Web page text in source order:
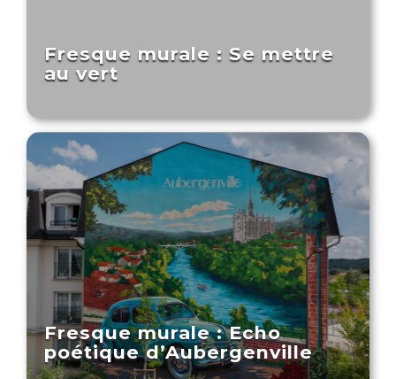
Fresque murale : Se mettre
au vert
Fresque murale : Echo
poétique d’Aubergenville